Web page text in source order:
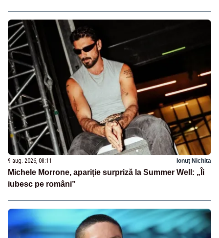
9 aug. 2026, 08:11 Ionuț Nichita
Michele Morrone, apariție surpriză la Summer Well: „Îi
iubesc pe români”